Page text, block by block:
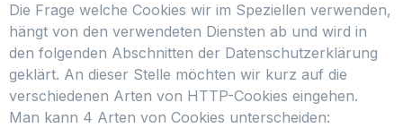
Die Frage welche Cookies wir im Speziellen verwenden,
hängt von den verwendeten Diensten ab und wird in
den folgenden Abschnitten der Datenschutzerklärung
geklärt. An dieser Stelle möchten wir kurz auf die
verschiedenen Arten von HTTP-Cookies eingehen.
Man kann 4 Arten von Cookies unterscheiden: